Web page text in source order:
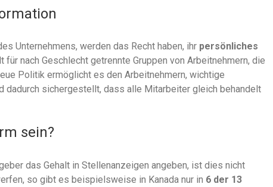
Unternehmens, werden das Recht haben, ihr persönliches
für nach Geschlecht getrennte Gruppen von Arbeitnehmern, die
Politik ermöglicht es den Arbeitnehmern, wichtige
dadurch sichergestellt, dass alle Mitarbeiter gleich behandelt
sein?
das Gehalt in Stellenanzeigen angeben, ist dies nicht
so gibt es beispielsweise in Kanada nur in 6 der 13